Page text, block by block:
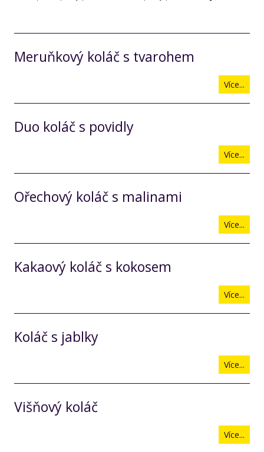
Meruňkový koláč s tvarohem
Více...
Duo koláč s povidly
Více...
Ořechový koláč s malinami
Více...
Kakaový koláč s kokosem
Více...
Koláč s jablky
Více...
Višňový koláč
Více...